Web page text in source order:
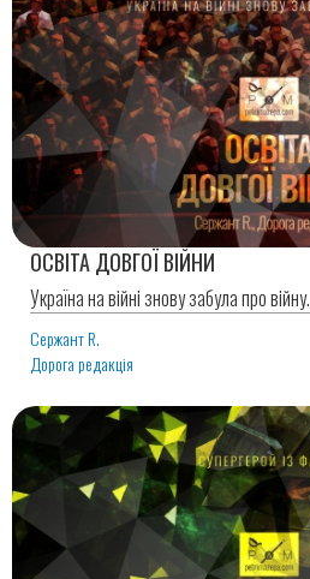
ОСВІТА ДОВГОЇ ВІЙНИ
Україна на війні знову забула про війну.
Сержант R.
Дорога редакція